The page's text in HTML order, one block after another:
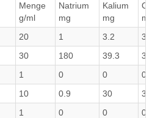
Menge
g/ml
Natrium
mg
Kalium
mg
mg
20 1 3.2
3.2
30 180 39.3
1 0 0
0
10 0.9 30
30
1 0 0
0